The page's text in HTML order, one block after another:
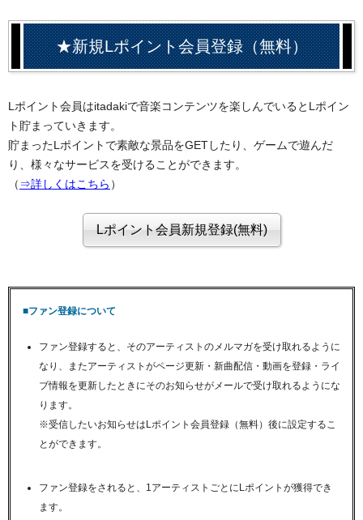
★新規Lポイント会員登録（無料）
Lポイント会員はitadakiで音楽コンテンツを楽しんでいるとLポイン
ト貯まっていきます。
貯まったLポイントで素敵な景品をGETしたり、ゲームで遊んだ
り、様々なサービスを受けることができます。
（ ⇒詳しくはこちら ）
■ファン登録について
ファン登録すると、そのアーティストのメルマガを受け取れるように
なり、またアーティストがページ更新・新曲配信・動画を登録・ライ
ブ情報を更新したときにそのお知らせがメールで受け取れるようにな
ります。
※受信したいお知らせはLポイント会員登録（無料）後に設定するこ
とができます。
ファン登録をされると、1アーティストごとにLポイントが獲得でき
ます。